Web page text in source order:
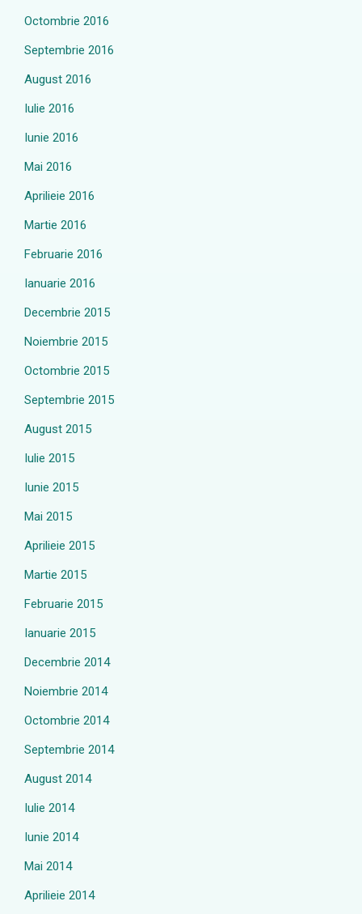
Octombrie 2016
Septembrie 2016
August 2016
Iulie 2016
Iunie 2016
Mai 2016
Aprilieie 2016
Martie 2016
Februarie 2016
Ianuarie 2016
Decembrie 2015
Noiembrie 2015
Octombrie 2015
Septembrie 2015
August 2015
Iulie 2015
Iunie 2015
Mai 2015
Aprilieie 2015
Martie 2015
Februarie 2015
Ianuarie 2015
Decembrie 2014
Noiembrie 2014
Octombrie 2014
Septembrie 2014
August 2014
Iulie 2014
Iunie 2014
Mai 2014
Aprilieie 2014